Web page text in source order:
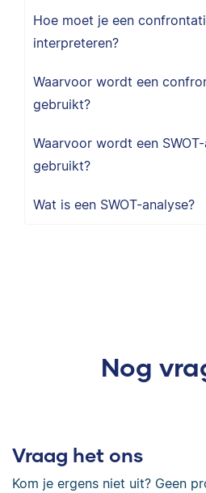
Hoe moet je een
interpreteren?
Waarvoor wordt een
gebruikt?
Waarvoor wordt een
gebruikt?
Wat is een SWOT-analyse?
Nog
Vraag het ons
Kom je ergens niet uit? Geen